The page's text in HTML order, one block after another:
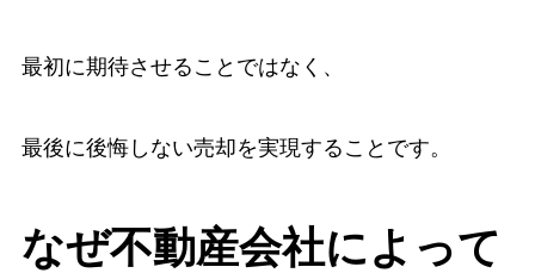
最初に期待させることではなく、
最後に後悔しない売却を実現することです。
なぜ不動産会社によって